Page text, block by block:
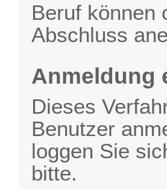
Beruf können
Abschluss
Anmeldung
Dieses
Benutzer
loggen Sie
bitte.